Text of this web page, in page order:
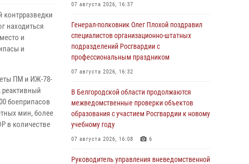
контрразведки
находиться
и
и
ПМ и ИЖ-78-
реактивный
боеприпасов
мин, более
в количестве
07 августа 2026, 16:37
Генерал-полковник Олег Плохой поздравил
специалистов организационно-штатных
подразделений Росгвардии с
профессиональным праздником
07 августа 2026, 16:32
В Белгородской области продолжаются
межведомственные проверки объектов
образования с участием Росгвардии к новому
учебному году
07 августа 2026, 16:08 6
Руководитель управления вневедомственной